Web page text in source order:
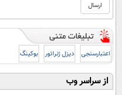
اعتبارسنجی دیزل ژنراتور بوکینگ
از سراسر وب